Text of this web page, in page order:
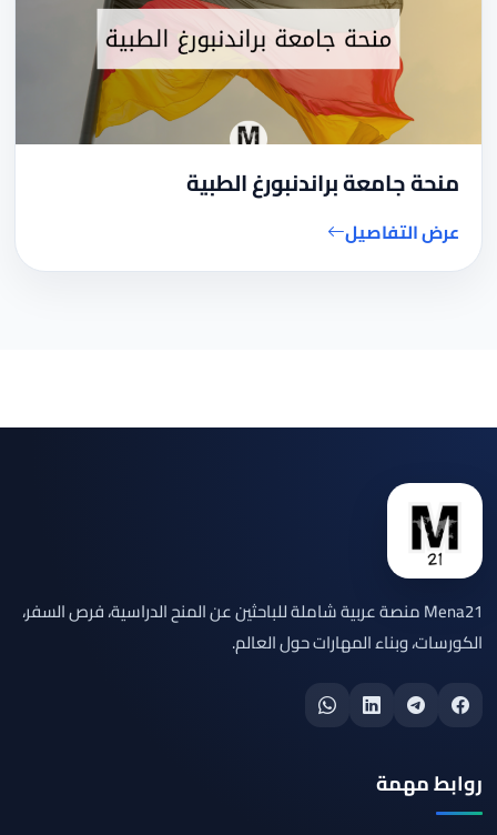
منحة جامعة براندنبورغ الطبية
عرض التفاصيل
Mena21 منصة عربية شاملة للباحثين عن المنح الدراسية، فرص السفر،
الكورسات، وبناء المهارات حول العالم.
روابط مهمة